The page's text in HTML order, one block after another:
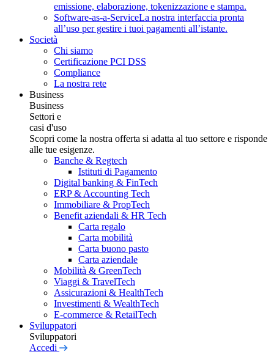
emissione, elaborazione, tokenizzazione e stampa.
Software-as-a-ServiceLa nostra interfaccia pronta
all’uso per gestire i tuoi pagamenti all’istante.
Società
Chi siamo
Certificazione PCI DSS
Compliance
La nostra rete
Business
Business
Settori e
casi d'uso
Scopri come la nostra offerta si adatta al tuo settore e risponde
alle tue esigenze.
Banche & Regtech
Istituti di Pagamento
Digital banking & FinTech
ERP & Accounting Tech
Immobiliare & PropTech
Benefit aziendali & HR Tech
Carta regalo
Carta mobilità
Carta buono pasto
Carta aziendale
Mobilità & GreenTech
Viaggi & TravelTech
Assicurazioni & HealthTech
Investimenti & WealthTech
E-commerce & RetailTech
Sviluppatori
Sviluppatori
Accedi